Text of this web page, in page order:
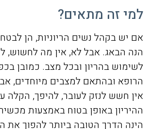
למי זה מתאים?
אם יש בקהל נשים הריוניות, הן
הנה הבאג. אבל לא, אין מה לחשוש,
לשימוש בהריון ובכל מצב. כמובן
הרופא ובהתאם למצבים מיוחדים,
אין חשש לנזק לעובר, להיפך, הקלה
ההיריון באופן בטוח באמצעות מכשיר
הינה הדרך הטובה ביותר להפוך את